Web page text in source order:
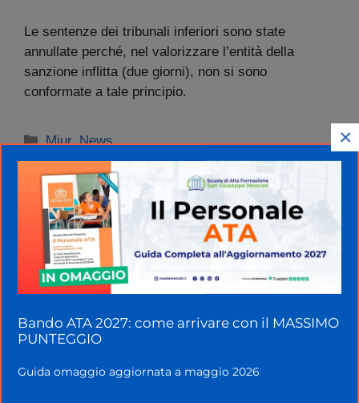
Le sentenze dei tribunali inferiori sono state
annullate perché, nel valorizzare l’entità della
sanzione inflitta (due giorni), non si sono
conformate a tale principio.
Categorie
Miur,News ×
Bando ATA 2027: come arrivare con il MASSIMO
PUNTEGGIO
Guida omaggio aggiornata a maggio 2026